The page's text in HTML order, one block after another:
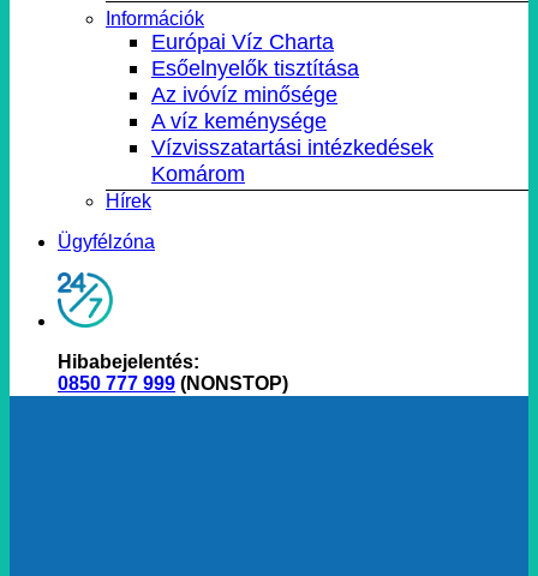
Információk
Európai Víz Charta
Esőelnyelők tisztítása
Az ivóvíz minősége
A víz keménysége
Vízvisszatartási intézkedések
Komárom
Hírek
Ügyfélzóna
Hibabejelentés:
0850 777 999 (NONSTOP)